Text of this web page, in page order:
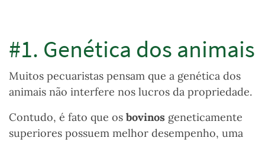
#1. Genética dos animais
Muitos pecuaristas pensam que a genética dos
animais não interfere nos lucros da propriedade.
Contudo, é fato que os bovinos geneticamente
superiores possuem melhor desempenho, uma